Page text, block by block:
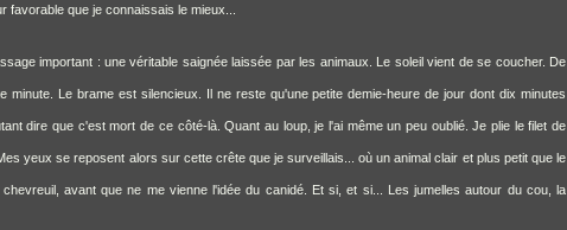
que je connaissais le mieux...
important : une véritable saignée laissée par les animaux. Le soleil vient de se coucher. De
Le brame est silencieux. Il ne reste qu'une petite demie-heure de jour dont dix minutes
dire que c'est mort de ce côté-là. Quant au loup, je l'ai même un peu oublié. Je plie le filet de
yeux se reposent alors sur cette crête que je surveillais... où un animal clair et plus petit que le
avant que ne me vienne l'idée du canidé. Et si, et si... Les jumelles autour du cou, la